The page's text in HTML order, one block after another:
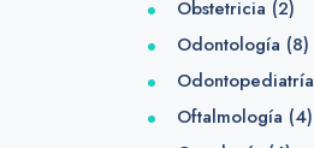
Obstetricia (2)
Odontología (8)
Odontopediatría
Oftalmología (4)